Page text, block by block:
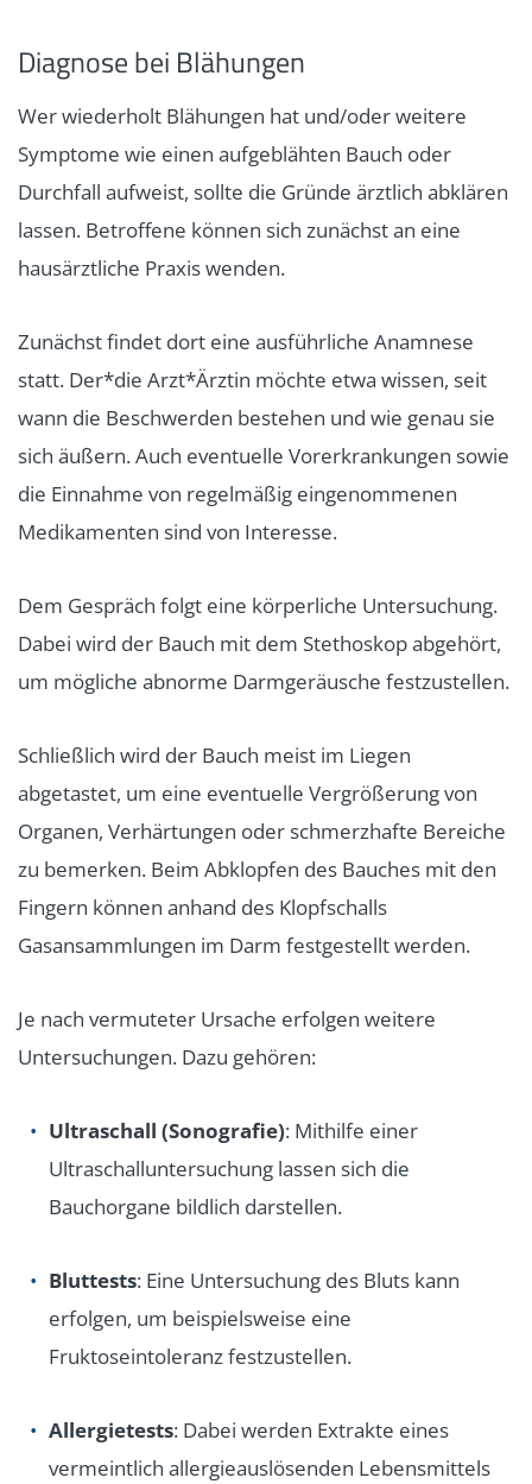
Diagnose bei Blähungen
Wer wiederholt Blähungen hat und/oder weitere
Symptome wie einen aufgeblähten Bauch oder
Durchfall aufweist, sollte die Gründe ärztlich abklären
lassen. Betroffene können sich zunächst an eine
hausärztliche Praxis wenden.
Zunächst findet dort eine ausführliche Anamnese
statt. Der*die Arzt*Ärztin möchte etwa wissen, seit
wann die Beschwerden bestehen und wie genau sie
sich äußern. Auch eventuelle Vorerkrankungen sowie
die Einnahme von regelmäßig eingenommenen
Medikamenten sind von Interesse.
Dem Gespräch folgt eine körperliche Untersuchung.
Dabei wird der Bauch mit dem Stethoskop abgehört,
um mögliche abnorme Darmgeräusche festzustellen.
Schließlich wird der Bauch meist im Liegen
abgetastet, um eine eventuelle Vergrößerung von
Organen, Verhärtungen oder schmerzhafte Bereiche
zu bemerken. Beim Abklopfen des Bauches mit den
Fingern können anhand des Klopfschalls
Gasansammlungen im Darm festgestellt werden.
Je nach vermuteter Ursache erfolgen weitere
Untersuchungen. Dazu gehören:
Ultraschall (Sonografie): Mithilfe einer
Ultraschalluntersuchung lassen sich die
Bauchorgane bildlich darstellen.
Bluttests: Eine Untersuchung des Bluts kann
erfolgen, um beispielsweise eine
Fruktoseintoleranz festzustellen.
Allergietests: Dabei werden Extrakte eines
vermeintlich allergieauslösenden Lebensmittels